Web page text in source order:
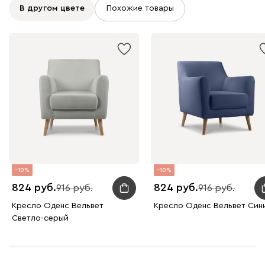
В другом цвете Похожие товары
10
824 916
Кресло Оденс Вельвет
Светло-серый
10
824 916
Кресло Оденс Вельвет